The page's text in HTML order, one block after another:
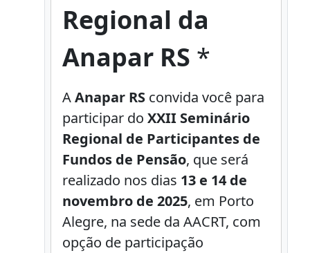
Regional da
Anapar RS *
AAnapar RS convida você para
participar do XXII Seminário
Regional de Participantes de
Fundos de Pensão, que será
realizado nos dias 13 e 14 de
novembro de 2025, em Porto
Alegre, na sede da AACRT, com
opção de participação